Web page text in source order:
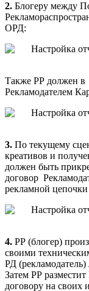
2. Блогеру между
ОРД:
Также РР должен в
Рекламодателем
3. По текущему
креативов и
должен быть
договор
рекламной
4. РР (блогер)
своими
РД
Затем РР
договору на своих